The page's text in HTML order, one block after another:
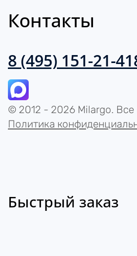
Контакты
8 (495) 151-21-41
© 2012 - 2026 Milargo.
Политика
Быстрый заказ